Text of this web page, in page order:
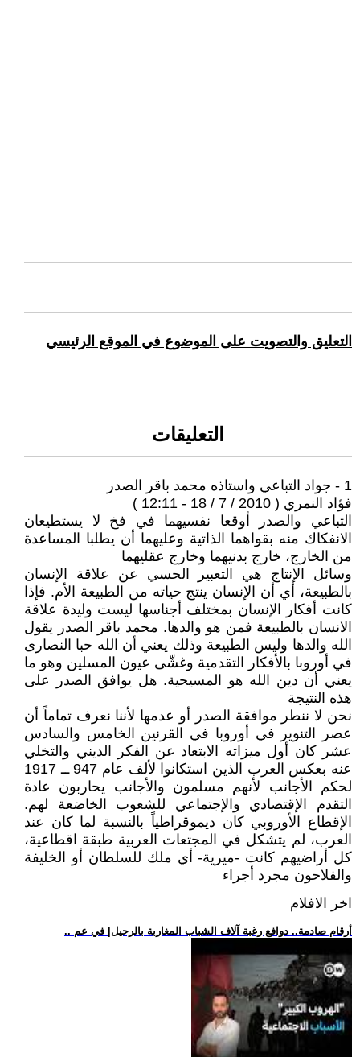
التعليق والتصويت على الموضوع في الموقع الرئيسي
التعليقات
1 - جواد التباعي واستاذه محمد باقر الصدر
فؤاد النمري ( 2010 / 7 / 18 - 12:11 )
التباعي والصدر أوقعا نفسيهما في فخ لا يستطيعان
الانفكاك منه بقواهما الذاتية وعليهما أن يطلبا المساعدة
من الخارج، خارج بدنيهما وخارج عقليهما
وسائل الإنتاج هي التعبير الحسي عن علاقة الإنسان
بالطبيعة، أي أن الإنسان ينتج حياته من الطبيعة الأم. فإذا
كانت أفكار الإنسان بمختلف أجناسها ليست وليدة علاقة
الانسان بالطبيعة فمن هو والدها. محمد باقر الصدر يقول
الله والدها وليس الطبيعة وذلك يعني أن الله حبا النصارى
في أوروبا بالأفكار التقدمية وغشّى عيون المسلين وهو ما
يعني أن دين الله هو المسيحية. هل يوافق الصدر على
هذه النتيجة
نحن لا ننطر موافقة الصدر أو عدمها لأننا نعرف تماماً أن
عصر التنوير في أوروبا في القرنين الخامس والسادس
عشر كان أول ميزاته الابتعاد عن الفكر الديني والتخلي
عنه بعكس العرب الذين استكانوا لألف عام 947 ــ 1917
لحكم الأجانب لأنهم مسلمون والأجانب يحاربون عادة
التقدم الإقتصادي والإجتماعي للشعوب الخاضعة لهم.
الإقطاع الأوروبي كان ديموقراطياً بالنسبة لما كان عند
العرب، لم يتشكل في المجتعات العربية طبقة اقطاعية،
كل أراضيهم كانت -ميرية- أي ملك للسلطان أو الخليفة
والفلاحون مجرد أجراء
اخر الافلام
.. أرقام صادمة.. دوافع رغبة آلاف الشباب المغاربة بالرحيل| في عم